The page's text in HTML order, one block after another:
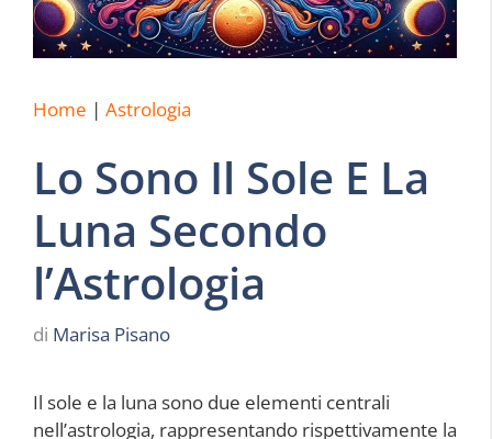
Home | Astrologia
Lo Sono Il Sole E La
Luna Secondo
l’Astrologia
di Marisa Pisano
Il sole e la luna sono due elementi centrali
nell’astrologia, rappresentando rispettivamente la